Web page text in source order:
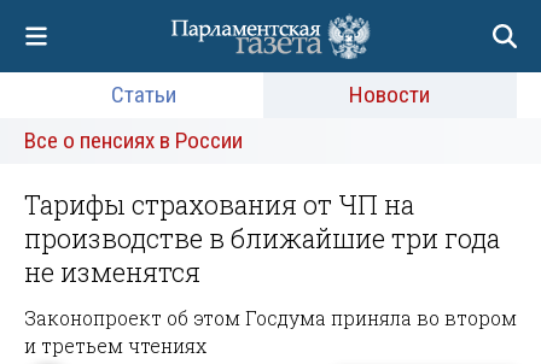
Статьи
Новости
Все о пенсиях в России
Тарифы страхования от ЧП на
производстве в ближайшие три года
не изменятся
Законопроект об этом Госдума приняла во втором
и третьем чтениях